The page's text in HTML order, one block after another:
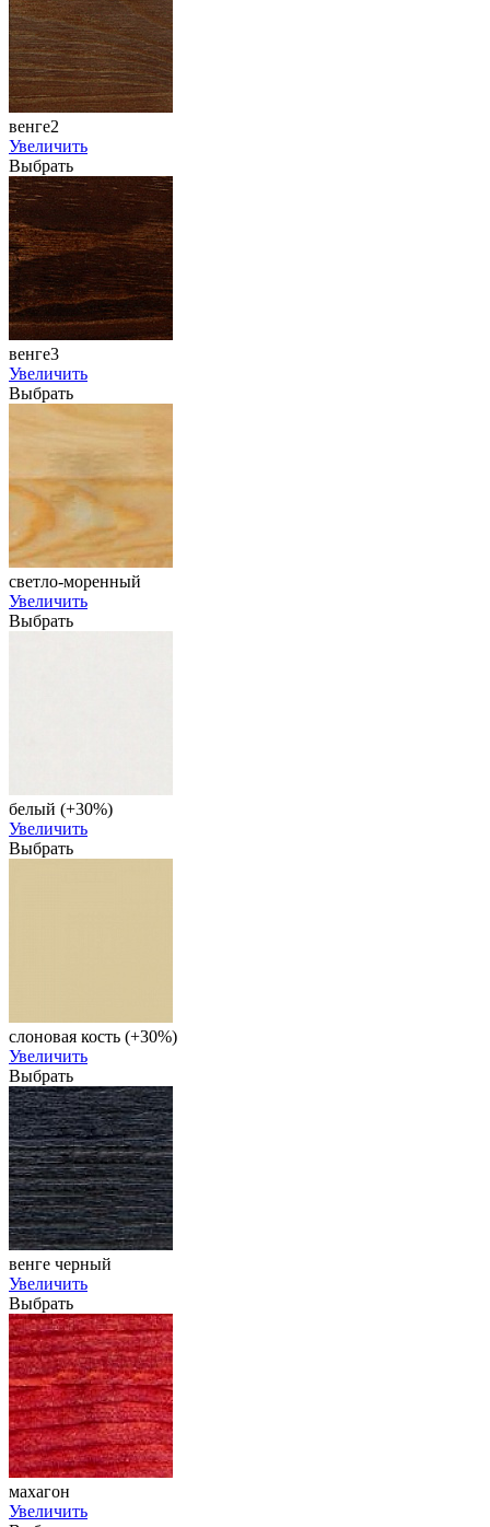
венге2
Увеличить
Выбрать
венге3
Увеличить
Выбрать
светло-моренный
Увеличить
Выбрать
белый (+30%)
Увеличить
Выбрать
слоновая кость (+30%)
Увеличить
Выбрать
венге черный
Увеличить
Выбрать
махагон
Увеличить